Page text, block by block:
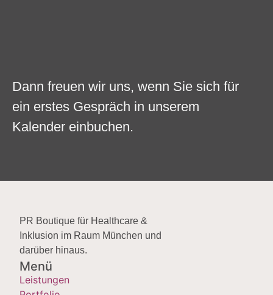
Dann freuen wir uns, wenn Sie sich für
ein erstes Gespräch in unserem
Kalender einbuchen.
PR Boutique für Healthcare &
Inklusion im Raum München und
darüber hinaus.
Menü
Leistungen